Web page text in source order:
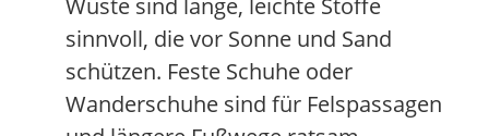
Wüste sind lange, leichte Stoffe
sinnvoll, die vor Sonne und Sand
schützen. Feste Schuhe oder
Wanderschuhe sind für Felspassagen